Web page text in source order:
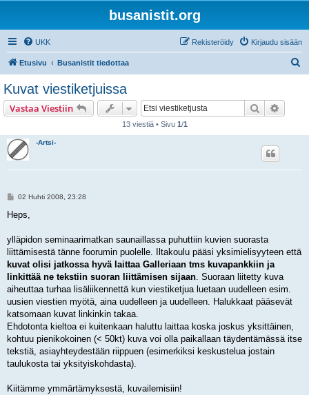
busanistit.org
UKK Kirjaudu sisään
Rekisteröidy
Etusivu Busanistit tiedottaa
Kuvat viestiketjuissa
Vastaa Viestiin Etsi
13 viestiä • Sivu 1/1
-Artsi-
V
e
s
i
02 Huhti 2008, 23:28
Heps,
ylläpidon seminaarimatkan saunaillassa puhuttiin kuvien suorasta
liittämisestä tänne foorumin puolelle. Iltakoulu pääsi yksimielisyyteen että
kuvat olisi jatkossa hyvä laittaa Galleriaan tms kuvapankkiin ja
linkittää ne tekstiin suoran liittämisen sijaan. Suoraan liitetty kuva
aiheuttaa turhaa lisäliikennettä kun viestiketjua luetaan uudelleen esim.
uusien viestien myötä, aina uudelleen ja uudelleen. Halukkaat pääsevät
katsomaan kuvat linkinkin takaa.
Ehdotonta kieltoa ei kuitenkaan haluttu laittaa koska joskus yksittäinen,
kohtuu pienikokoinen (< 50kt) kuva voi olla paikallaan täydentämässä itse
tekstiä, asiayhteydestään riippuen (esimerkiksi keskustelua jostain
taulukosta tai yksityiskohdasta).
Kiitämme ymmärtämyksestä, kuvailemisiin!